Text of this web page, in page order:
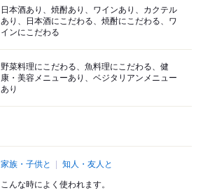
日本酒あり、焼酎あり、ワインあり、カクテル
あり、日本酒にこだわる、焼酎にこだわる、ワ
インにこだわる
野菜料理にこだわる、魚料理にこだわる、健
康・美容メニューあり、ベジタリアンメニュー
あり
家族・子供と 知人・友人と
こんな時によく使われます。